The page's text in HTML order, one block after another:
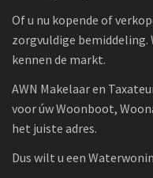
Of u nu kopende of
zorgvuldige bemiddeling.
kennen de markt.
AWN Makelaar en
voor úw Woonboot,
het juiste adres.
Dus wilt u een